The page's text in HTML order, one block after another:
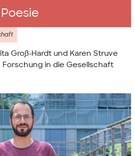
Groß-Hardt und Karen Struve
Forschung in die Gesellschaft